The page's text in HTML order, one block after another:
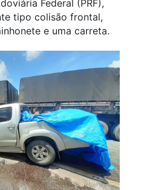
Federal (PRF),
tipo colisão frontal,
e uma carreta.